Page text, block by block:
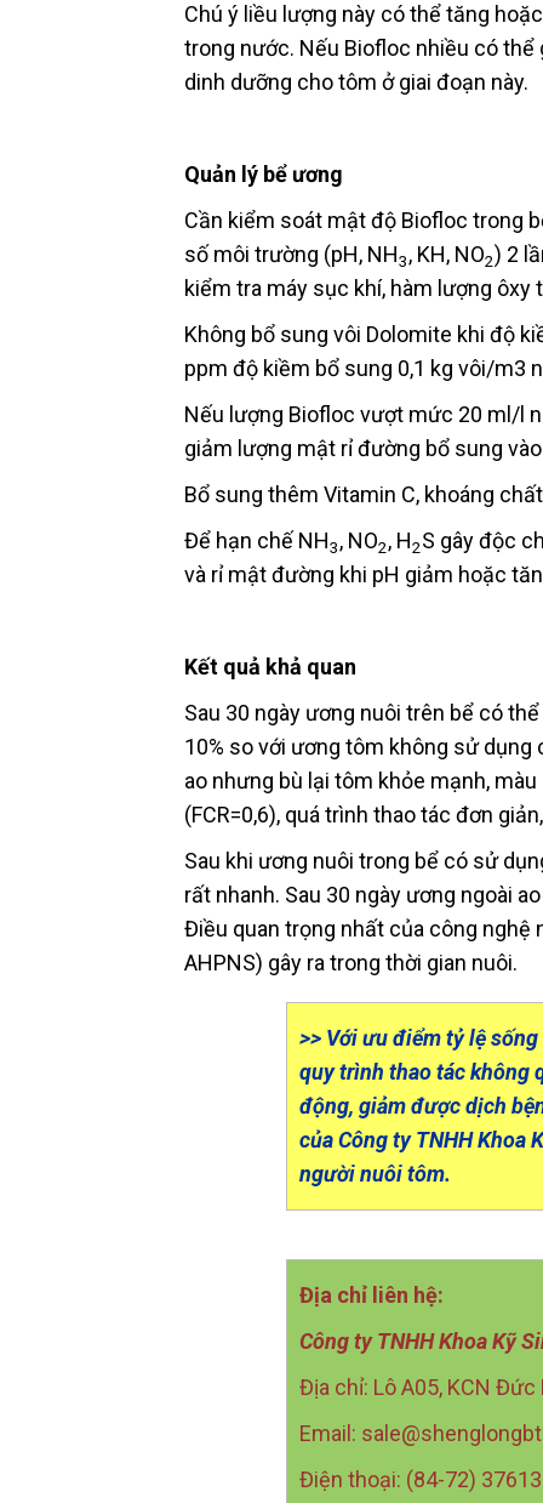
Chú ý liều lượng này có thể tăng
trong nước. Nếu Biofloc nhiều có
dinh dưỡng cho tôm ở giai đoạn này.
Quản lý bể ương
Cần kiểm soát mật độ Biofloc trong
số môi trường (pH, NH3, KH, NO2) 2
kiểm tra máy sục khí, hàm lượng
Không bổ sung vôi Dolomite khi độ
ppm độ kiềm bổ sung 0,1 kg vôi/m3
Nếu lượng Biofloc vượt mức 20 ml/l
giảm lượng mật rỉ đường bổ sung
Bổ sung thêm Vitamin C, khoáng
Để hạn chế NH3, NO2, H2S gây độc
và rỉ mật đường khi pH giảm hoặc
Kết quả khả quan
Sau 30 ngày ương nuôi trên bể có
10% so với ương tôm không sử
ao nhưng bù lại tôm khỏe mạnh,
(FCR=0,6), quá trình thao tác đơn
Sau khi ương nuôi trong bể có sử
rất nhanh. Sau 30 ngày ương ngoài
Điều quan trọng nhất của công nghệ
AHPNS) gây ra trong thời gian nuôi.
>> Với ưu điểm tỷ lệ
quy trình thao tác không
động, giảm được dịch
của Công ty TNHH Khoa
người nuôi tôm.
Địa chỉ liên hệ:
Công ty TNHH Khoa Kỹ
Địa chỉ: Lô A05, KCN
Email:
Điện thoại: (84-72)